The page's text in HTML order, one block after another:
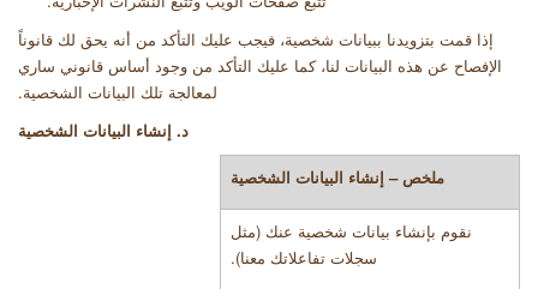
إذا قمت بتزويدنا ببيانات شخصية، فيجب عليك التأكد من أنه يحق لك قانوناً
الإفصاح عن هذه البيانات لنا، كما عليك التأكد من وجود أساس قانوني ساري
لمعالجة تلك البيانات الشخصية.
د. إنشاء البيانات الشخصية
ملخص – إنشاء البيانات الشخصية
نقوم بإنشاء بيانات شخصية عنك (مثل
سجلات تفاعلاتك معنا).